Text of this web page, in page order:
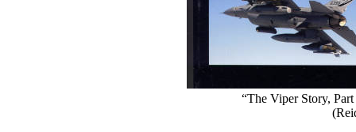
“The Viper Story,